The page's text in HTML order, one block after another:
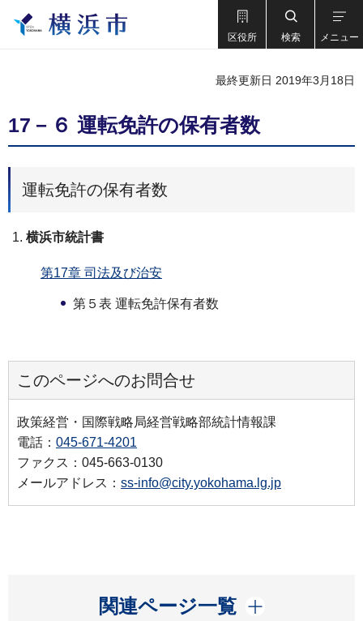
区役所 検索 メニュー
最終更新日 2019年3月18日
17－６ 運転免許の保有者数
運転免許の保有者数
横浜市統計書
第17章 司法及び治安
第５表 運転免許保有者数
このページへのお問合せ
政策経営・国際戦略局経営戦略部統計情報課
電話： 045-671-4201
ファクス：045-663-0130
メールアドレス： ss-info@city.yokohama.lg.jp
関連ページ一覧
開く